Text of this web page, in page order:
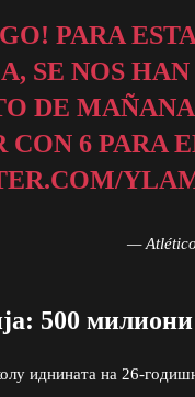
PARA
SE NOS
DE
CON 6 PARA
—
500
иднината на 26-